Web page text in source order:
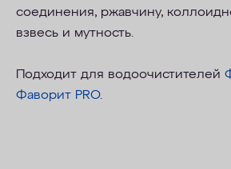
соединения, ржавчину,
взвесь и мутность.
Подходит для водоочистителей
Фаворит PRO.